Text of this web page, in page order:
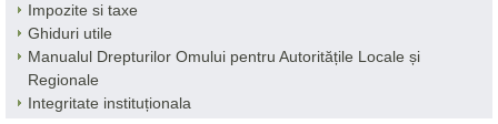
Impozite si taxe
Ghiduri utile
Manualul Drepturilor Omului pentru Autoritățile Locale și
Regionale
Integritate instituționala